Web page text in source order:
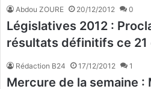
Abdou ZOURE 20/12/2012 0
Législatives 2012 :
résultats définitifs ce 21
Rédaction B24 17/12/2012 1
Mercure de la semaine :